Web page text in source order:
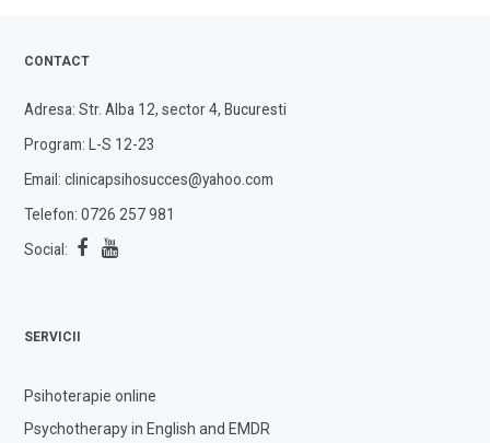
CONTACT
Adresa: Str. Alba 12, sector 4, Bucuresti
Program: L-S 12-23
Email:clinicapsihosucces@yahoo.com
Telefon:0726 257 981
Social:
SERVICII
Psihoterapie online
Psychotherapy in English and EMDR